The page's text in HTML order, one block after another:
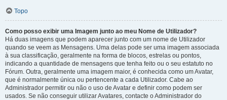
Topo
Como posso exibir uma Imagem junto ao meu Nome de Utilizador?
Há duas imagens que podem aparecer junto com um nome de Utilizador
quando se veem as Mensagens. Uma delas pode ser uma imagem associada
à sua classificação, geralmente na forma de blocos, estrelas ou pontos,
indicando a quantidade de mensagens que tenha feito ou o seu estatuto no
Fórum. Outra, geralmente uma imagem maior, é conhecida como um Avatar,
que é normalmente única ou pertencente a cada Utilizador. Cabe ao
Administrador permitir ou não o uso de Avatar e definir como podem ser
usados. Se não conseguir utilizar Avatares, contacte o Administrador do